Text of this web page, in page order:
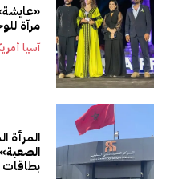
مرآة
آسيا
المرأة
بطاقات